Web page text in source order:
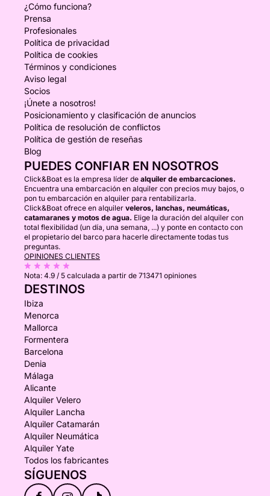
¿Cómo funciona?
Prensa
Profesionales
Política de privacidad
Política de cookies
Términos y condiciones
Aviso legal
Socios
¡Únete a nosotros!
Posicionamiento y clasificación de anuncios
Política de resolución de conflictos
Política de gestión de reseñas
Blog
PUEDES CONFIAR EN NOSOTROS
Click&Boat es la empresa líder de alquiler de embarcaciones.
Encuentra una embarcación en alquiler con precios muy bajos, o
pon tu embarcación en alquiler para rentabilizarla.
Click&Boat ofrece en alquiler veleros, lanchas, neumáticas,
catamaranes y motos de agua. Elige la duración del alquiler con
total flexibilidad (un día, una semana, ...) y ponte en contacto con
el propietario del barco para hacerle directamente todas tus
preguntas.
OPINIONES CLIENTES
Nota: 4.9 / 5 calculada a partir de 713471 opiniones
DESTINOS
Ibiza
Menorca
Mallorca
Formentera
Barcelona
Denia
Málaga
Alicante
Alquiler Velero
Alquiler Lancha
Alquiler Catamarán
Alquiler Neumática
Alquiler Yate
Todos los fabricantes
SÍGUENOS